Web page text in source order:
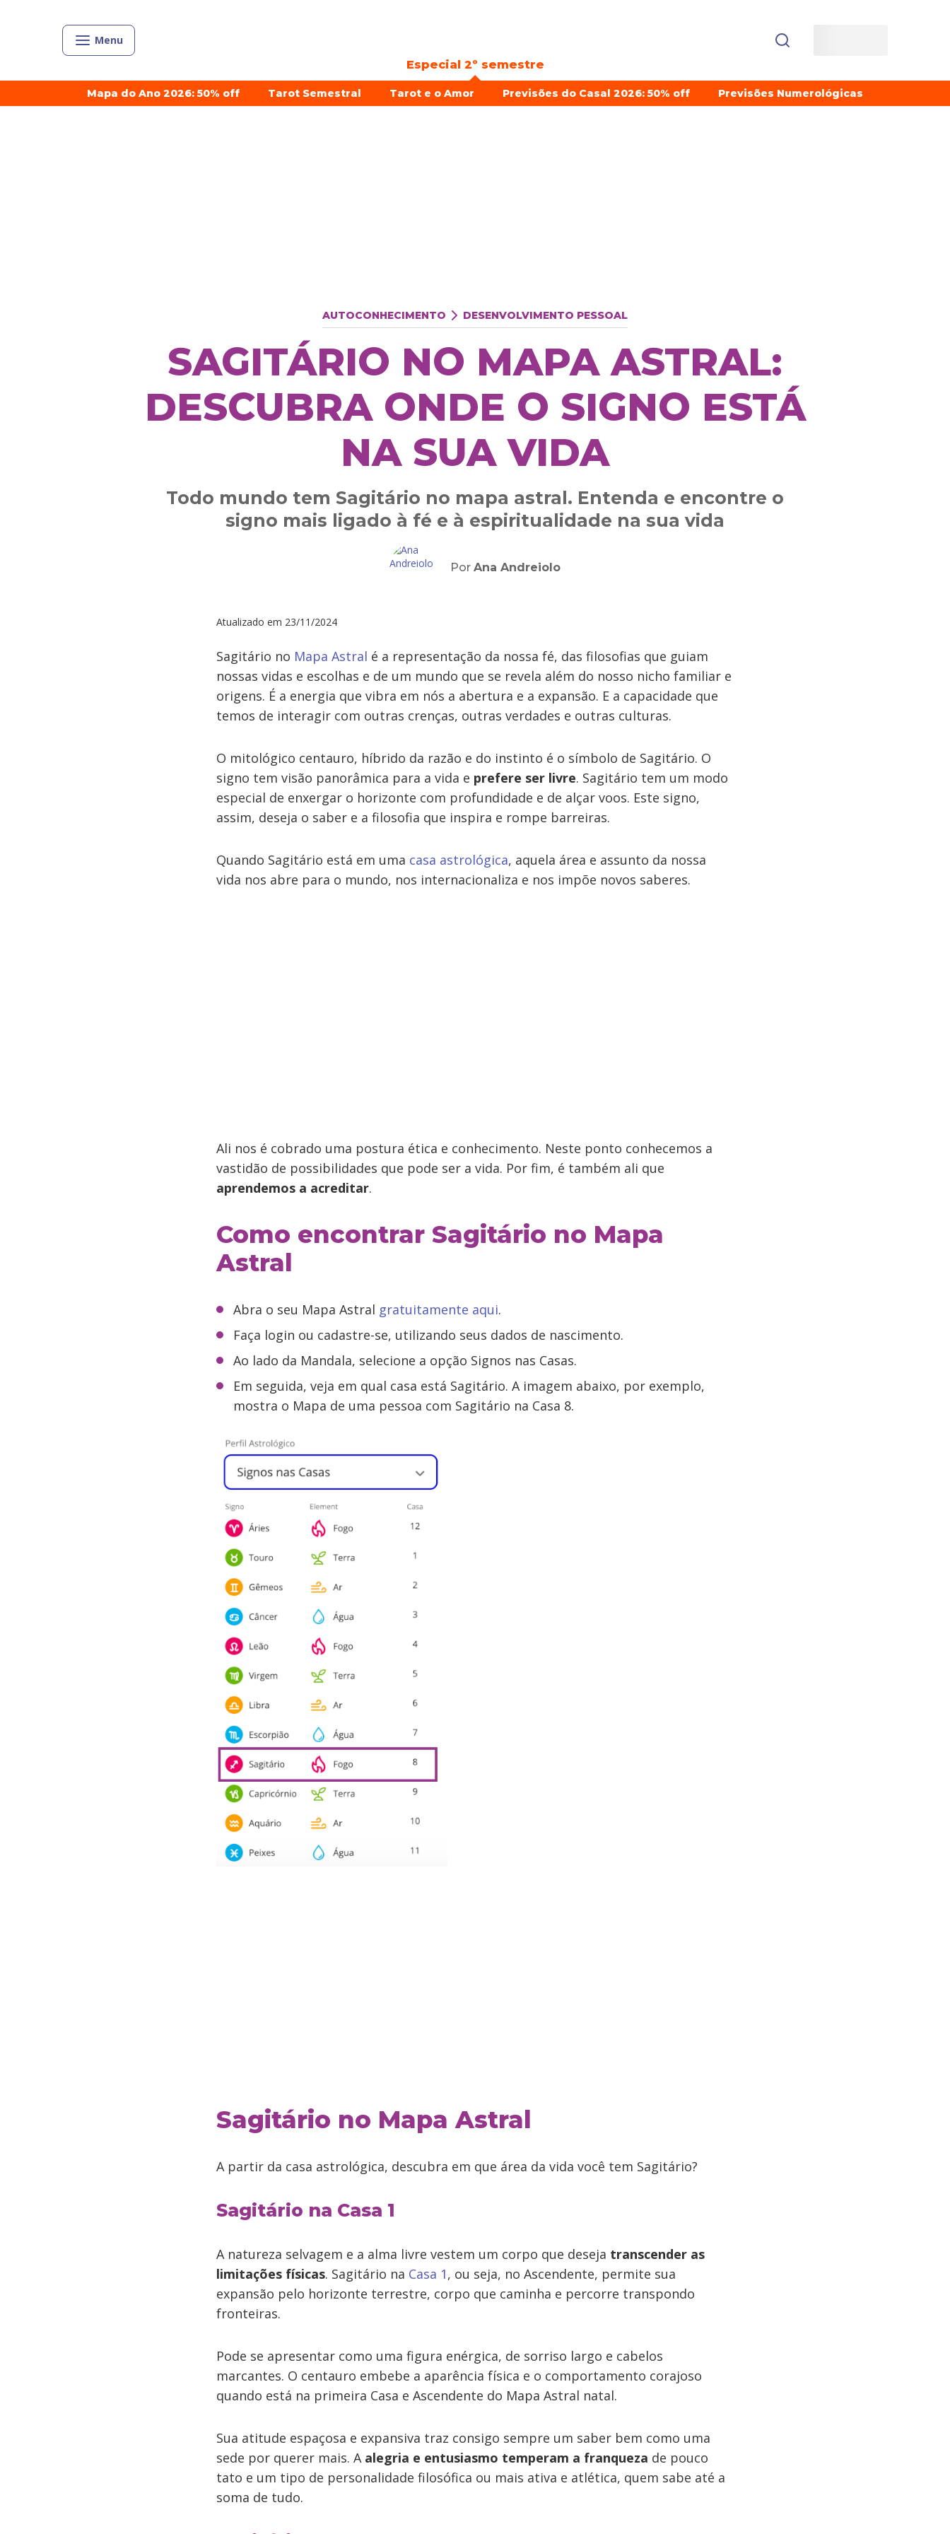
Menu
Especial 2º semestre
Mapa do Ano 2026: 50% off Tarot Semestral Tarot e o Amor Previsões do Casal 2026: 50% off Previsões Numerológicas
AUTOCONHECIMENTO DESENVOLVIMENTO PESSOAL
SAGITÁRIO NO MAPA ASTRAL:
DESCUBRA ONDE O SIGNO ESTÁ
NA SUA VIDA
Todo mundo tem Sagitário no mapa astral. Entenda e encontre o
signo mais ligado à fé e à espiritualidade na sua vida
Por Ana Andreiolo
Atualizado em 23/11/2024
Sagitário no Mapa Astral é a representação da nossa fé, das filosofias que guiam
nossas vidas e escolhas e de um mundo que se revela além do nosso nicho familiar e
origens. É a energia que vibra em nós a abertura e a expansão. E a capacidade que
temos de interagir com outras crenças, outras verdades e outras culturas.
O mitológico centauro, híbrido da razão e do instinto é o símbolo de Sagitário. O
signo tem visão panorâmica para a vida e prefere ser livre. Sagitário tem um modo
especial de enxergar o horizonte com profundidade e de alçar voos. Este signo,
assim, deseja o saber e a filosofia que inspira e rompe barreiras.
Quando Sagitário está em uma casa astrológica, aquela área e assunto da nossa
vida nos abre para o mundo, nos internacionaliza e nos impõe novos saberes.
Ali nos é cobrado uma postura ética e conhecimento. Neste ponto conhecemos a
vastidão de possibilidades que pode ser a vida. Por fim, é também ali que
aprendemos a acreditar.
Como encontrar Sagitário no Mapa
Astral
Abra o seu Mapa Astral gratuitamente aqui.
Faça login ou cadastre-se, utilizando seus dados de nascimento.
Ao lado da Mandala, selecione a opção Signos nas Casas.
Em seguida, veja em qual casa está Sagitário. A imagem abaixo, por exemplo,
mostra o Mapa de uma pessoa com Sagitário na Casa 8.
Sagitário no Mapa Astral
A partir da casa astrológica, descubra em que área da vida você tem Sagitário?
Sagitário na Casa 1
A natureza selvagem e a alma livre vestem um corpo que deseja transcender as
limitações físicas. Sagitário na Casa 1, ou seja, no Ascendente, permite sua
expansão pelo horizonte terrestre, corpo que caminha e percorre transpondo
fronteiras.
Pode se apresentar como uma figura enérgica, de sorriso largo e cabelos
marcantes. O centauro embebe a aparência física e o comportamento corajoso
quando está na primeira Casa e Ascendente do Mapa Astral natal.
Sua atitude espaçosa e expansiva traz consigo sempre um saber bem como uma
sede por querer mais. A alegria e entusiasmo temperam a franqueza de pouco
tato e um tipo de personalidade filosófica ou mais ativa e atlética, quem sabe até a
soma de tudo.